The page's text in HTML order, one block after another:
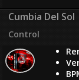
Cumbia Del Sol
Control